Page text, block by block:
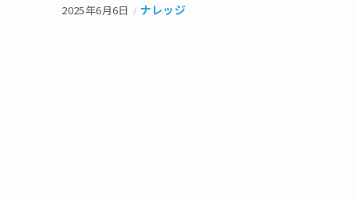
2025年6月6日
ナレッジ